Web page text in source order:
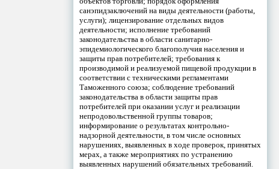
санэпидзаключений на виды деятельности (работы,
услуги); лицензирование отдельных видов
деятельности; исполнение требований
законодательства в области санитарно-
эпидемиологического благополучия населения и
защиты прав потребителей; требования к
производимой и реализуемой пищевой продукции в
соответствии с техническими регламентами
Таможенного союза; соблюдение требований
законодательства в области защиты прав
потребителей при оказании услуг и реализации
непродовольственной группы товаров;
информирование о результатах контрольно-
надзорной деятельности, в том числе основных
нарушениях, выявленных в ходе проверок, принятых
мерах, а также мероприятиях по устранению
выявленных нарушений обязательных требований.